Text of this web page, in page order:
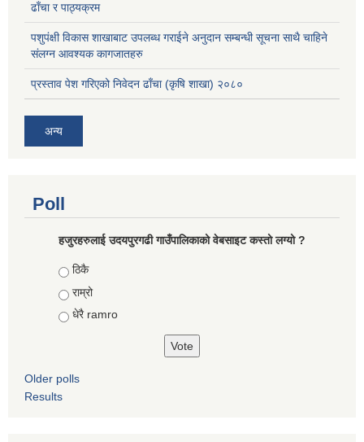
ढाँचा र पाठ्यक्रम
पशुपंक्षी विकास शाखाबाट उपलब्ध गराईने अनुदान सम्बन्धी सूचना साथै चाहिने
संलग्न आवश्यक कागजातहरु
प्रस्ताव पेश गरिएको निवेदन ढाँचा (कृषि शाखा) २०८०
अन्य
Poll
हजुरहरुलाई उदयपुरगढी गाउँपालिकाको वेबसाइट कस्तो लग्यो ?
Choices
ठिकै
राम्रो
धेरै ramro
Older polls
Results